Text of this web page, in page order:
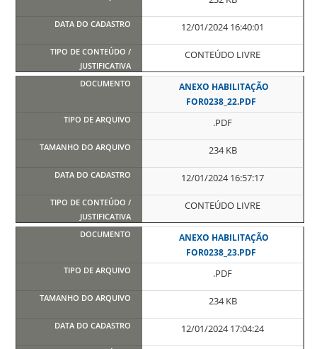
12/01/2024 16:40:01
CONTEÚDO LIVRE
ANEXO HABILITAÇÃO
FOR0238_22.PDF
.PDF
234 KB
12/01/2024 16:57:17
CONTEÚDO LIVRE
ANEXO HABILITAÇÃO
FOR0238_23.PDF
.PDF
234 KB
12/01/2024 17:04:24